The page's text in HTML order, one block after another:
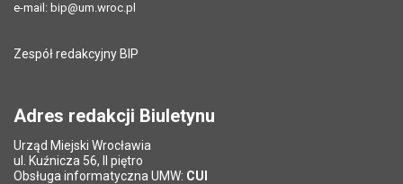
Adres e-mail znajomego
Pytanie antyspamowe
*
Pole wymagane
e-mail: bip@um.wroc.pl
Zespół redakcyjny BIP
Adres redakcji Biuletynu
Urząd Miejski Wrocławia
ul. Kuźnicza 56, II piętro
Obsługa informatyczna UMW: CUI